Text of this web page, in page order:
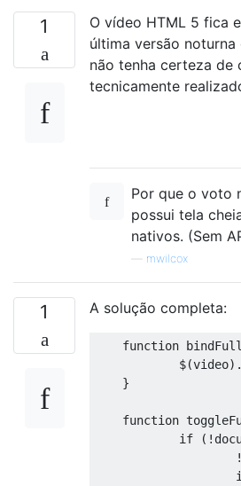
1
O vídeo HTML 5 fica
última versão
não tenha certeza de
tecnicamente
Por que o voto
possui tela
nativos. (Sem
mwilcox
1 A solução completa:
function
            $
(video).
}
function
if
(!
!